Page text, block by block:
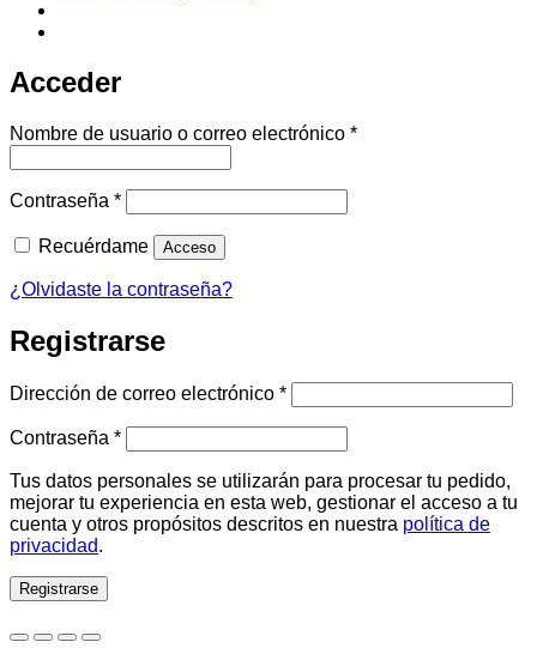
Acceder
Nombre de usuario o correo electrónico *Obligatorio
Contraseña *Obligatorio
Recuérdame Acceso
¿Olvidaste la contraseña?
Registrarse
Dirección de correo electrónico *Obligatorio
Contraseña *Obligatorio
Tus datos personales se utilizarán para procesar tu pedido,
mejorar tu experiencia en esta web, gestionar el acceso a tu
cuenta y otros propósitos descritos en nuestra política de
privacidad.
Registrarse